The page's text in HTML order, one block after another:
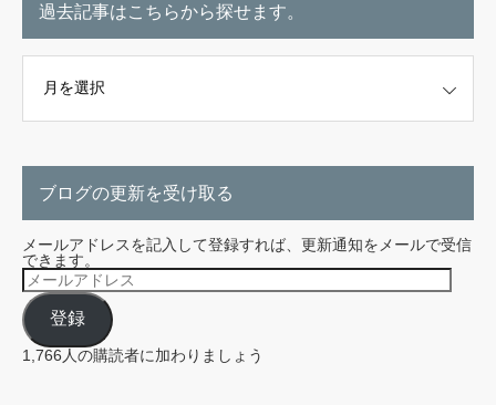
過去記事はこちらから探せます。
ブログの更新を受け取る
メールアドレスを記入して登録すれば、更新通知をメールで受信
できます。
メ
ー
ル
ア
ド
レ
ス
登録
1,766人の購読者に加わりましょう